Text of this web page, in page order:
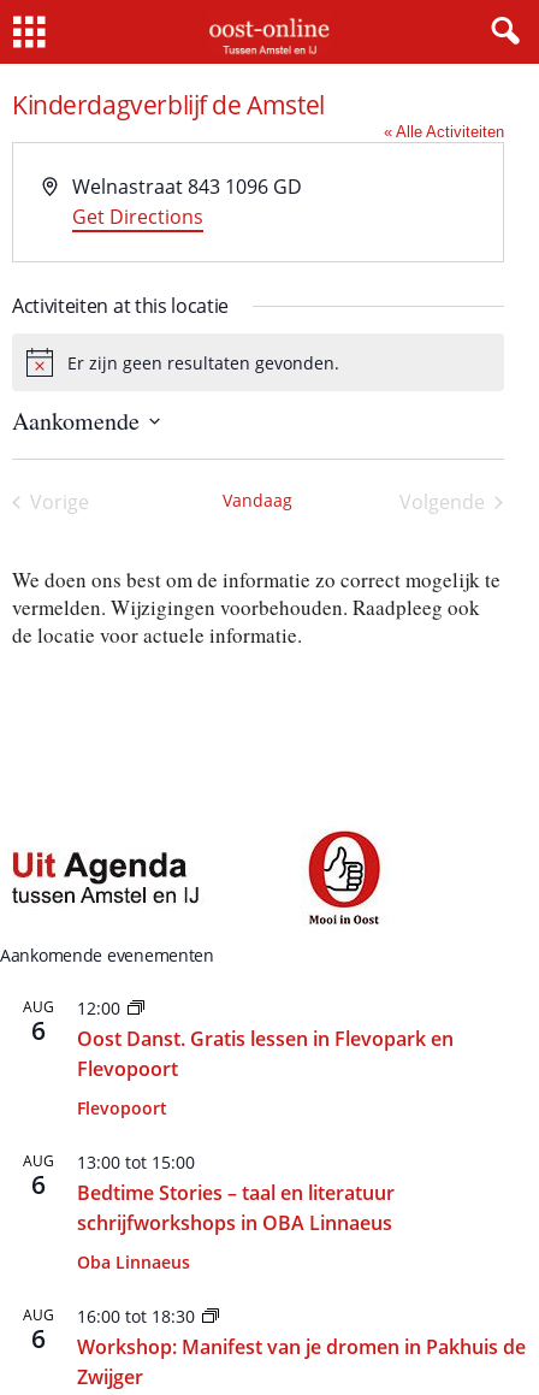
Home
Kinderdagverblijf de Amstel
« Alle Activiteiten
A
s
Welnastraat 843 1096 GD
Get Directions
Activiteiten at this locatie
B
r
c
Er zijn geen resultaten gevonden.
Aankomende
e
e
r
e
e
Vorige
Vandaag
Volgende
We doen ons best om de informatie zo correct mogelijk te
vermelden. Wijzigingen voorbehouden. Raadpleeg ook
de locatie voor actuele informatie.
Aankomende evenementen
AUG
6
12:00
Oost Danst. Gratis lessen in Flevopark en
Flevopoort
Flevopoort
AUG
6
13:00 tot 15:00
Bedtime Stories – taal en literatuur
schrijfworkshops in OBA Linnaeus
Oba Linnaeus
AUG
6
16:00 tot 18:30
Workshop: Manifest van je dromen in Pakhuis de
Zwijger